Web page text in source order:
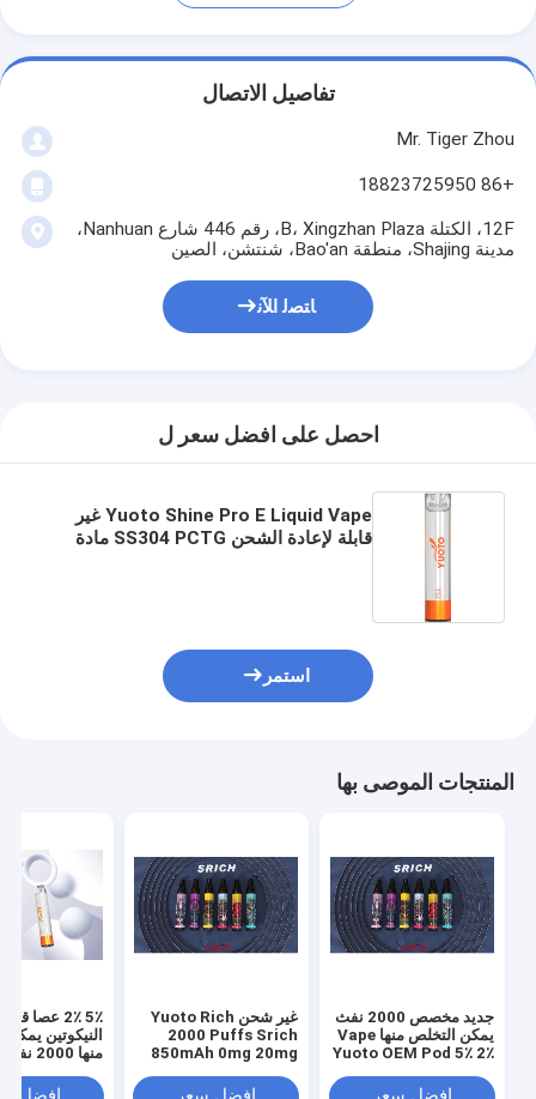
تفاصيل الاتصال
Mr. Tiger Zhou
+86 18823725950
12F، الكتلة B، Xingzhan Plaza، رقم 446 شارع Nanhuan،
مدينة Shajing، منطقة Bao'an، شنتشن، الصين
ﺎﺘﺼﻟ ﺍﻶﻧ
احصل على افضل سعر ل
Yuoto Shine Pro E Liquid Vape غير
قابلة لإعادة الشحن SS304 PCTG مادة
استمر
المنتجات الموصى بها
جديد مخصص 2000 نفث
يمكن التخلص منها Vape
Yuoto OEM Pod 5٪ 2٪
غير شحن Yuoto Rich
2000 Puffs Srich
850mAh 0mg 20mg
النيكوتين
منها